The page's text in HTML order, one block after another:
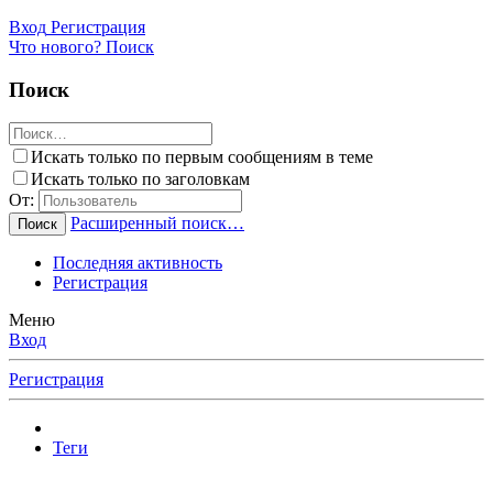
Вход Регистрация
Что нового? Поиск
Поиск
Искать только по первым сообщениям в теме
Искать только по заголовкам
От:
Поиск Расширенный поиск…
Последняя активность
Регистрация
Меню
Вход
Регистрация
Теги